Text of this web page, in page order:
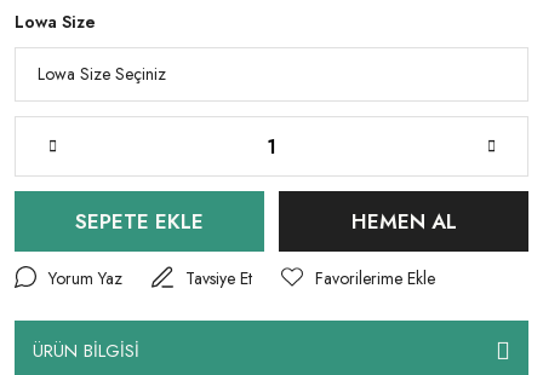
Lowa Size
SEPETE EKLE HEMEN AL
Yorum Yaz Tavsiye Et
ÜRÜN BİLGİSİ